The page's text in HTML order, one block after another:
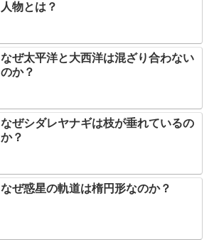
人物とは？
なぜ太平洋と大西洋は混ざり合わない
のか？
なぜシダレヤナギは枝が垂れているの
か？
なぜ惑星の軌道は楕円形なのか？